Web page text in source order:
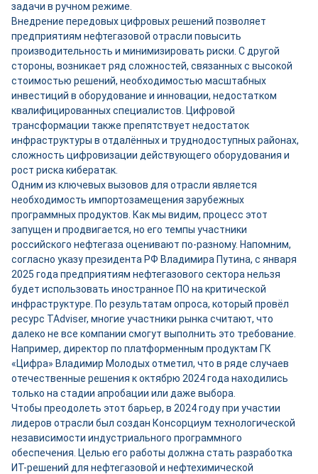
задачи в ручном режиме.
Внедрение передовых цифровых решений позволяет
предприятиям нефтегазовой отрасли повысить
производительность и минимизировать риски. С другой
стороны, возникает ряд сложностей, связанных с высокой
стоимостью решений, необходимостью масштабных
инвестиций в оборудование и инновации, недостатком
квалифицированных специалистов. Цифровой
трансформации также препятствует недостаток
инфраструктуры в отдалённых и труднодоступных районах,
сложность цифровизации действующего оборудования и
рост риска кибератак.
Одним из ключевых вызовов для отрасли является
необходимость импортозамещения зарубежных
программных продуктов. Как мы видим, процесс этот
запущен и продвигается, но его темпы участники
российского нефтегаза оценивают по-разному. Напомним,
согласно указу президента РФ Владимира Путина, с января
2025 года предприятиям нефтегазового сектора нельзя
будет использовать иностранное ПО на критической
инфраструктуре. По результатам опроса, который провёл
ресурс TAdviser, многие участники рынка считают, что
далеко не все компании смогут выполнить это требование.
Например, директор по платформенным продуктам ГК
«Цифра» Владимир Молодых отметил, что в ряде случаев
отечественные решения к октябрю 2024 года находились
только на стадии апробации или даже выбора.
Чтобы преодолеть этот барьер, в 2024 году при участии
лидеров отрасли был создан Консорциум технологической
независимости индустриального программного
обеспечения. Целью его работы должна стать разработка
ИТ-решений для нефтегазовой и нефтехимической